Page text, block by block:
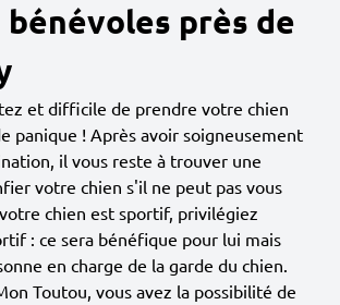
bénévoles près de
et difficile de prendre votre chien
panique ! Après avoir soigneusement
il vous reste à trouver une
votre chien s'il ne peut pas vous
chien est sportif, privilégiez
: ce sera bénéfique pour lui mais
en charge de la garde du chien.
Toutou, vous avez la possibilité de